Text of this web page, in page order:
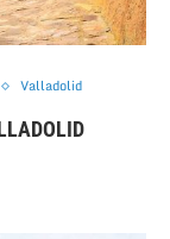
Valladolid